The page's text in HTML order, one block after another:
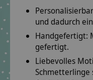
und dadurch
Handgefertigt:
gefertigt.
Liebevolles
Schmetterlinge